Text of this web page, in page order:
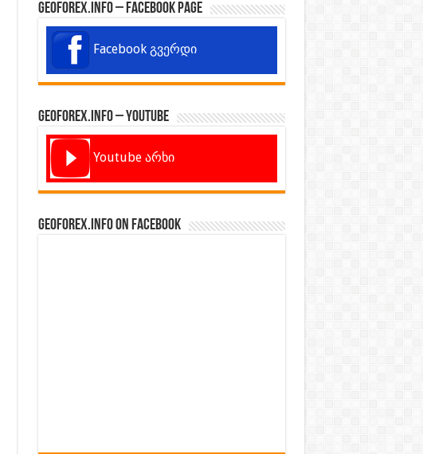
GeoForex.info – Facebook Page
Facebook გვერდი
GeoForex.info – Youtube
Youtube არხი
GeoForex.info on Facebook